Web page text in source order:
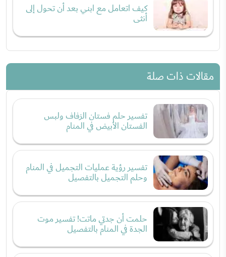
كيف اتعامل مع ابني بعد أن تحول إلى
أنثى
مقالات ذات صلة
تفسير حلم فستان الزفاف ولبس
الفستان الأبيض في المنام
تفسير رؤية عمليات التجميل في المنام
وحلم التجميل بالتفصيل
حلمت أن جدتي ماتت! تفسير موت
الجدة في المنام بالتفصيل